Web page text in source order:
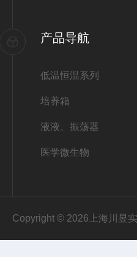
产品导航
低温恒温系列
培养箱
液液、振荡器
医学微生物
Copyright © 2026上海川昱